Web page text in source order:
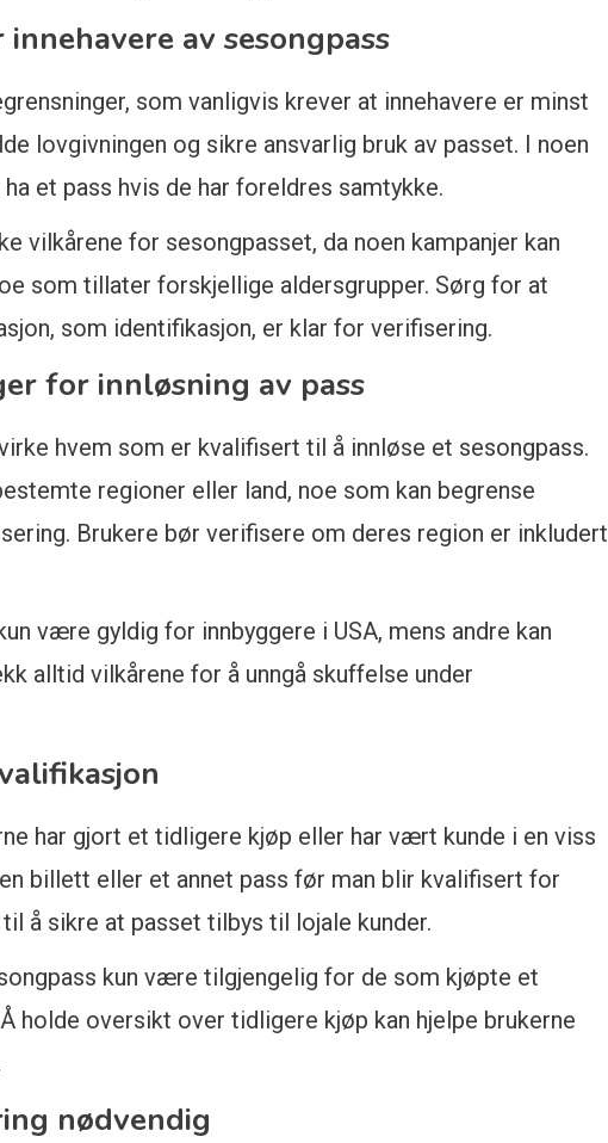
av sesongpass
som vanligvis krever at innehavere er minst
lovgivningen og sikre ansvarlig bruk av passet. I noen
et pass hvis de har foreldres samtykke.
vilkårene for sesongpasset, da noen kampanjer kan
som tillater forskjellige aldersgrupper. Sørg for at
som identifikasjon, er klar for verifisering.
for innløsning av pass
hvem som er kvalifisert til å innløse et sesongpass.
regioner eller land, noe som kan begrense
Brukere bør verifisere om deres region er inkludert
være gyldig for innbyggere i USA, mens andre kan
alltid vilkårene for å unngå skuffelse under
har gjort et tidligere kjøp eller har vært kunde i en viss
billett eller et annet pass før man blir kvalifisert for
å sikre at passet tilbys til lojale kunder.
kun være tilgjengelig for de som kjøpte et
holde oversikt over tidligere kjøp kan hjelpe brukerne
nødvendig